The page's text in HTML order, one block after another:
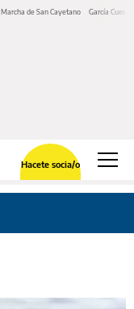
Marcha de San Cayetano García Cuerva
Hacete socia/o